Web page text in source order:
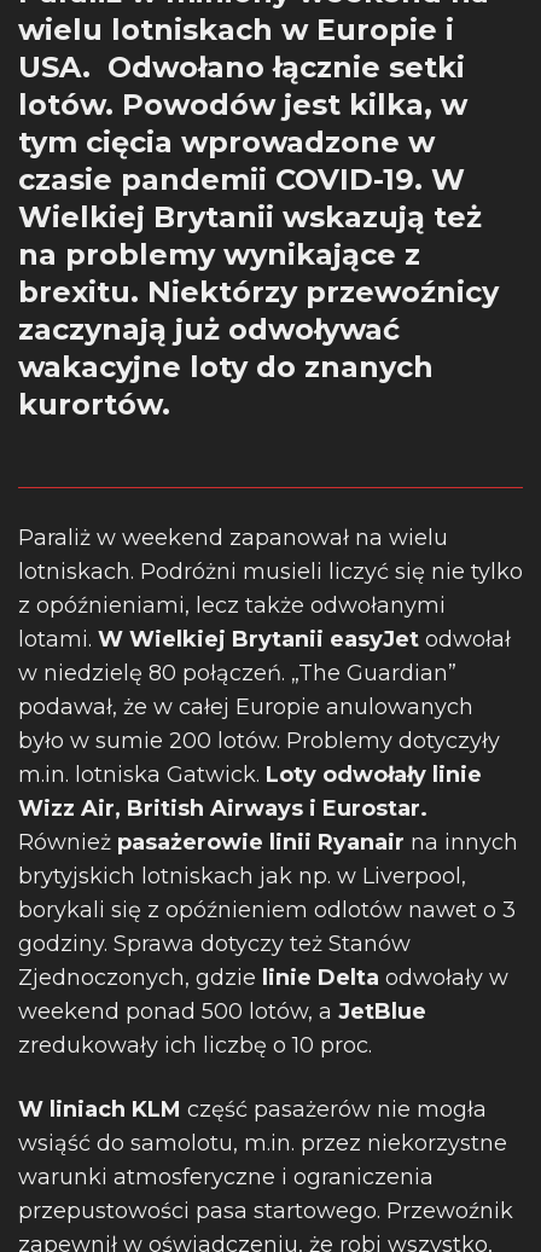
wielu lotniskach w Europie i
USA. Odwołano łącznie setki
lotów. Powodów jest kilka, w
tym cięcia wprowadzone w
czasie pandemii COVID-19. W
Wielkiej Brytanii wskazują też
na problemy wynikające z
brexitu. Niektórzy przewoźnicy
zaczynają już odwoływać
wakacyjne loty do znanych
kurortów.
Paraliż w weekend zapanował na wielu
lotniskach. Podróżni musieli liczyć się nie tylko
z opóźnieniami, lecz także odwołanymi
lotami. W Wielkiej Brytanii easyJet odwołał
w niedzielę 80 połączeń. „The Guardian”
podawał, że w całej Europie anulowanych
było w sumie 200 lotów. Problemy dotyczyły
m.in. lotniska Gatwick. Loty odwołały linie
Wizz Air, British Airways i Eurostar.
Również pasażerowie linii Ryanair na innych
brytyjskich lotniskach jak np. w Liverpool,
borykali się z opóźnieniem odlotów nawet o 3
godziny. Sprawa dotyczy też Stanów
Zjednoczonych, gdzie linie Delta odwołały w
weekend ponad 500 lotów, a JetBlue
zredukowały ich liczbę o 10 proc.
W liniach KLM część pasażerów nie mogła
wsiąść do samolotu, m.in. przez niekorzystne
warunki atmosferyczne i ograniczenia
przepustowości pasa startowego. Przewoźnik
zapewnił w oświadczeniu, że robi wszystko,